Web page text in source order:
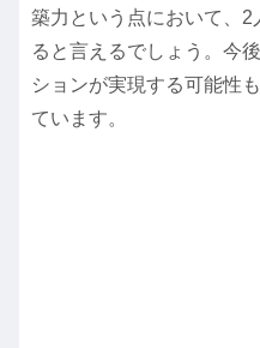
築力という点において、
ると言えるでしょう。今
ションが実現する可能性
ています。